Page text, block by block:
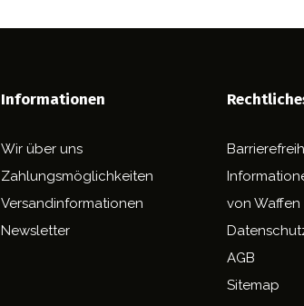
Informationen
Wir über uns
Zahlungsmöglichkeiten
Versandinformationen
Newsletter
von Waffen
AGB
Sitemap